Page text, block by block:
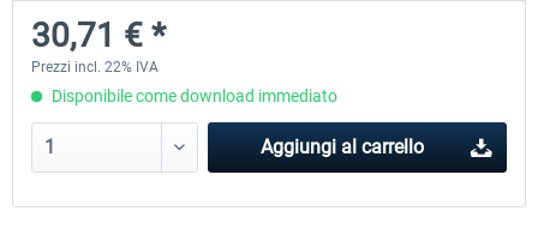
30,75 € *
30,71 € *
Prezzi incl. 22% IVA
Disponibile come download immediato
Aggiungi al carrello